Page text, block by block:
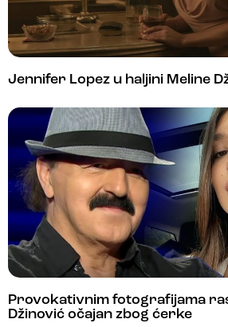
Jennifer Lopez u haljini Meline
Provokativnim fotografijama
Džinović očajan zbog ćerke